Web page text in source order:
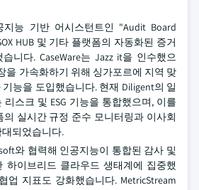
지능 기반 어시스턴트인 "Audit Board
HUB 및 기타 플랫폼의 자동화된 증거
니다. CaseWare는 Jazz it을 인수했으
을 가속화하기 위해 싱가포르에 지역 맞
능을 도입했습니다. 현재 Diligent의 일
리스크 및 ESG 기능을 통합했으며, 이를
의 실시간 규정 준수 모니터링과 이사회
되었습니다.
와 협력해 인공지능이 통합된 감사 및
하이브리드 클라우드 생태계에 집중했
업 지표도 강화했습니다. MetricStream